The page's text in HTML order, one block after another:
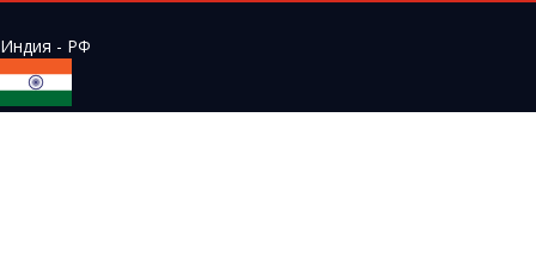
Индия - РФ